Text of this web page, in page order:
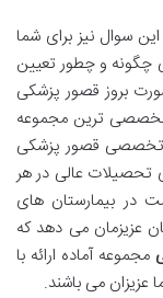
این سوال نیز برای شما
چگونه و چطور تعیین
بروز قصور پزشکی
ترین مجموعه
تخصصی قصور پزشکی
تحصیلات عالی در هر
در بیمارستان های
عزیزمان می دهد که
مجموعه آماده ارائه با
می باشند.